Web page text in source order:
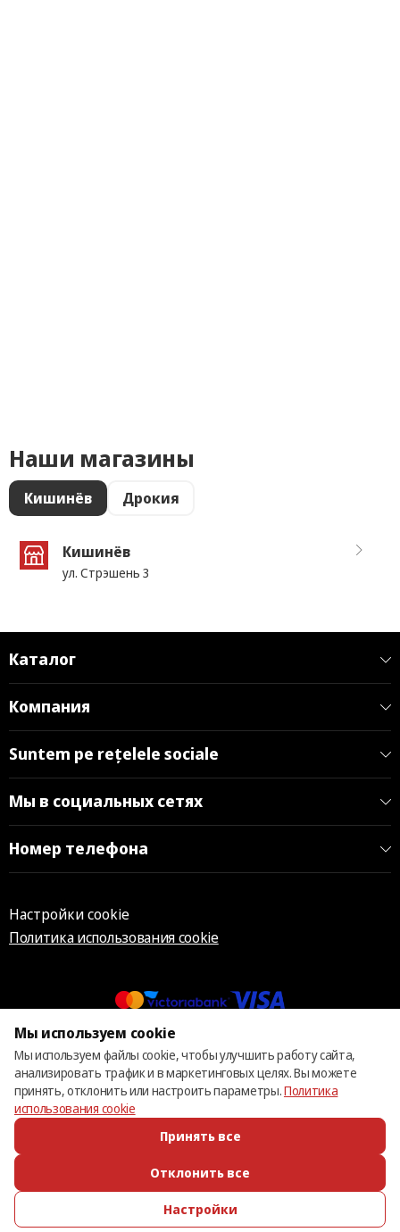
Наши магазины
Кишинёв Дрокия
Кишинёв
ул. Стрэшень 3
Каталог
Компания
Suntem pe rețelele sociale
Мы в социальных сетях
Номер телефона
Настройки cookie
Политика использования cookie
© 2013 – 2026 ECOM
ПОЗВОНИТЬ ИЗБРАННОЕ КАТАЛОГ ВОЙТИ
Мы используем cookie
Мы используем файлы cookie, чтобы улучшить работу сайта,
анализировать трафик и в маркетинговых целях. Вы можете
принять, отклонить или настроить параметры.Политика
использования cookie
Принять все
Отклонить все
Настройки